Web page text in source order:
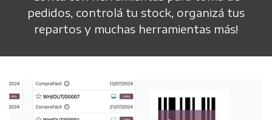
pedidos, controlá tu stock, organizá tus
repartos y muchas herramientas más!